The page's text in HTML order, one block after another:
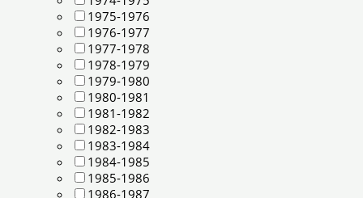
1975-1976
1976-1977
1977-1978
1978-1979
1979-1980
1980-1981
1981-1982
1982-1983
1983-1984
1984-1985
1985-1986
1986-1987